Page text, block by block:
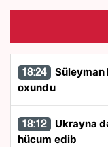
18:24
oxundu
18:12
hücum edib